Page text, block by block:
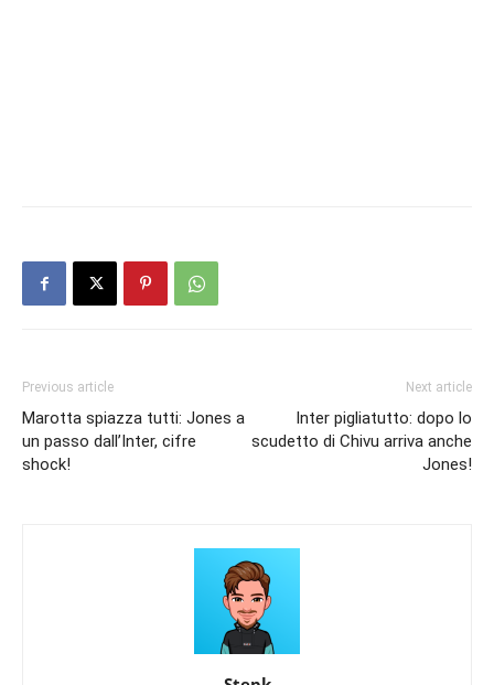
Previous article
Marotta spiazza tutti: Jones a
un passo dall’Inter, cifre
shock!
Next article
Inter pigliatutto: dopo lo
scudetto di Chivu arriva anche
Jones!